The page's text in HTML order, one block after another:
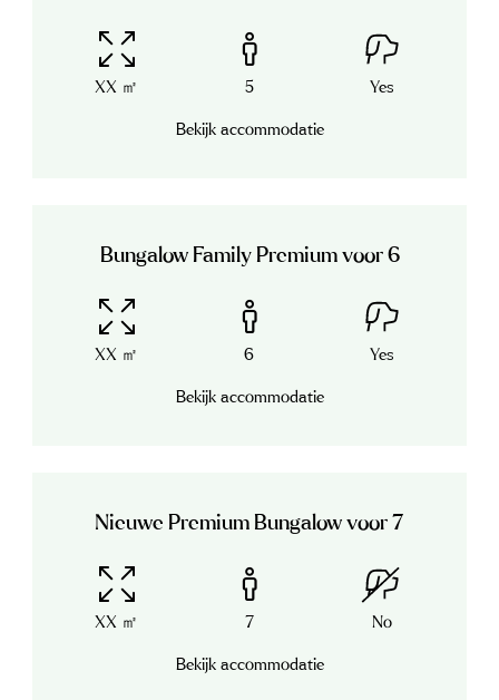
XX ㎡ 5 Yes
Bekijk accommodatie
Bungalow Family Premium voor 6
XX ㎡ 6 Yes
Bekijk accommodatie
Nieuwe Premium Bungalow voor 7
XX ㎡ 7 No
Bekijk accommodatie